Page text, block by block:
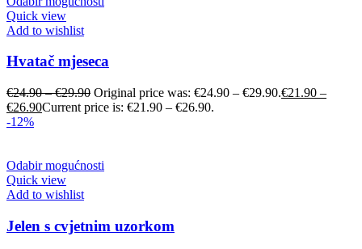
Quick view
Add to wishlist
Hvatač mjeseca
€24.90–€29.90 Original price was: €24.90 – €29.90.€21.90 –
€26.90Current price is: €21.90 – €26.90.
-12%
Odabir mogućnosti
Quick view
Add to wishlist
Jelen s cvjetnim uzorkom